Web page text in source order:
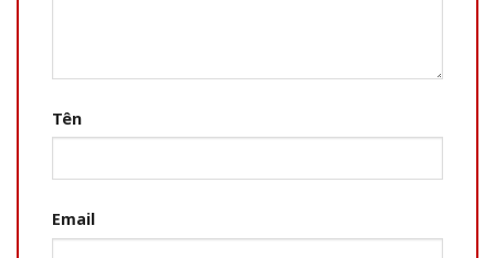
Tên
Email